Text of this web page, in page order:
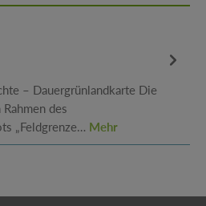
– Dauergrünlandkarte Die
des
„Feldgrenze… Mehr